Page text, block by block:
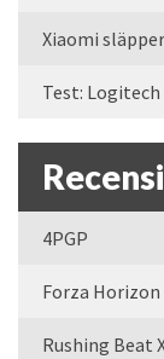
Xiaomi
Test: Logitech
4PGP
Forza Horizon
Rushing Beat